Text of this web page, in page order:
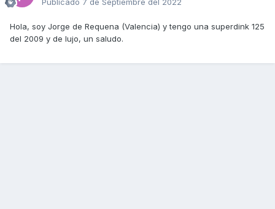
Publicado 7 de Septiembre del 2022
Hola, soy Jorge de Requena (Valencia) y tengo una superdink 125
del 2009 y de lujo, un saludo.